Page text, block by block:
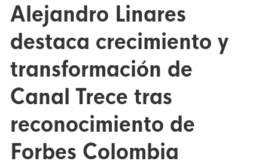
Alejandro Linares
destaca crecimiento y
transformación de
Canal Trece tras
reconocimiento de
Forbes Colombia